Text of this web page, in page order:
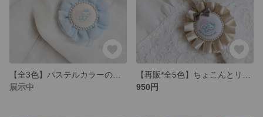
展示中
950円